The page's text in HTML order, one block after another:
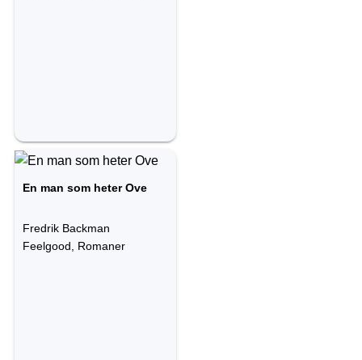
En man som heter Ove
Fredrik Backman
Feelgood, Romaner